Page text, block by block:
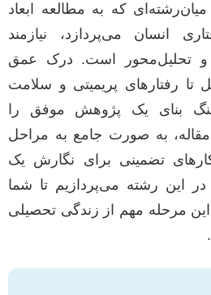
که به مطالعه ابعاد
انسان می‌پردازد، نیازمند
و تحلیل‌محور است. درک عمق
تا رفتارهای پریمیتی و سلامت
بنای یک پژوهش موفق را
به صورت جامع به مراحل
تضمینی برای نگارش یک
این رشته می‌پردازیم تا شما
این مرحله مهم از زندگی تحصیلی